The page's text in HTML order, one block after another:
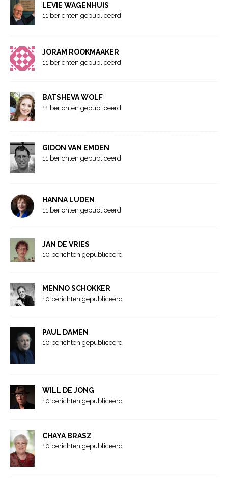
LEVIE WAGENHUIS
11 berichten gepubliceerd
JORAM ROOKMAAKER
11 berichten gepubliceerd
BATSHEVA WOLF
11 berichten gepubliceerd
GIDON VAN EMDEN
11 berichten gepubliceerd
HANNA LUDEN
11 berichten gepubliceerd
JAN DE VRIES
10 berichten gepubliceerd
MENNO SCHOKKER
10 berichten gepubliceerd
PAUL DAMEN
10 berichten gepubliceerd
WILL DE JONG
10 berichten gepubliceerd
CHAYA BRASZ
10 berichten gepubliceerd